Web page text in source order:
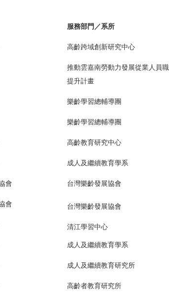
服務部門／系所
高齡跨域創新研究中心
推動雲嘉南勞動力發展從業人員
提升計畫
樂齡學習總輔導團
樂齡學習總輔導團
高齡教育研究中心
成人及繼續教育學系
會 台灣樂齡發展協會
會 台灣樂齡發展協會
清江學習中心
成人及繼續教育學系
成人及繼續教育研究所
高齡者教育研究所